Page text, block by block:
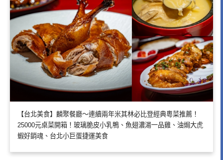
【台北美食】麟聚餐廳～連續兩年米其林必比登經典粵菜推薦！
25000元桌菜開箱！玻璃脆皮小乳鴨、魚翅濃湯一品雞、油焗大虎
蝦好銷魂、台北小巨蛋捷運美食